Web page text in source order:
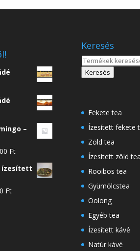
–
FtÁrtartomány:
.950 Ft
ízesített
FtÁrtartomány:
Keresés
Keresés
Keresés
Fekete tea
Ízesített fekete
Zöld tea
Ízesített zöld tea
Rooibos tea
Gyümölcstea
Oolong
Egyéb tea
Ízesített kávé
Natúr kávé